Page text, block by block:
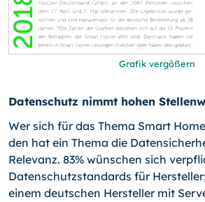
Grafik vergößern
Datenschutz nimmt hohen
Wer sich für das Thema Smart
den hat ein Thema die
Relevanz. 83% wünschen sich
Datenschutzstandards für
einem deutschen Hersteller mit